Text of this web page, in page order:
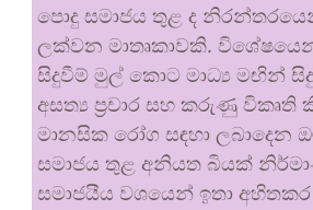
පොදු සමාජය තුළ ද
ලක්වන මාතෘකාවකි.
සිදුවීම් මුල් කොට මාධ්‍ය මඟින්
අසත්‍ය ප්‍රචාර සහ කරුණු විකෘති
මානසික රෝග සඳහා ලබාදෙන
සමාජය තුළ අනියත බියක්
සමාජයීය වශයෙන් ඉතා